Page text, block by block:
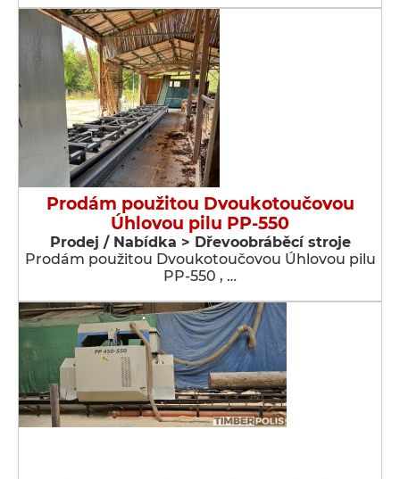
Prodám použitou Dvoukotoučovou
Úhlovou pilu PP-550
Prodej / Nabídka > Dřevoobráběcí stroje
Prodám použitou Dvoukotoučovou Úhlovou pilu
PP-550 , …